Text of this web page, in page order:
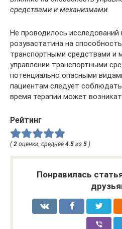
средствами и механизмами.
Не проводилось исследований
розувастатина на
транспортными средствами и
управлении транспортными
потенциально опасными
пациентам следует
время терапии может
Рейтинг
(2 оценки, среднее 4.5 из 5 )
Понравилась